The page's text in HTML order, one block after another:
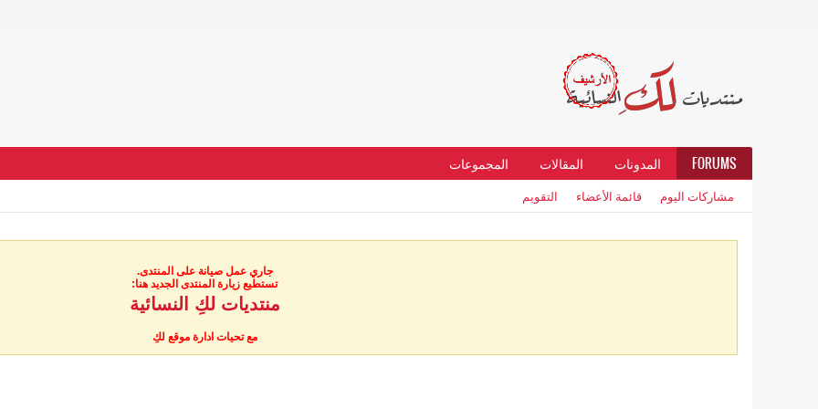
FORUMS المدونات المقالات المجموعات
مشاركات اليوم قائمة الأعضاء التقويم
جاري عمل صيانة على المنتدى.
تستطيع زيارة المنتدى الجديد هنا:
منتديات لكِ النسائية
مع تحيات ادارة موقع لكِ